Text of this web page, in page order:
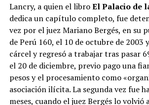
Lancry, a quien el libroEl Palacio de
dedica un capítulo completo, fue
vez por el juez Mariano Bergés, en su
de Perú 160, el 10 de octubre de 2003
cárcel y regresó a trabajar tras pasar
el 20 de diciembre, previo pago una
pesos y el procesamiento como
asociación ilícita. La segunda vez fue
meses, cuando el juez Bergés lo volvió